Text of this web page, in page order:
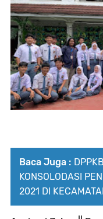
Baca Juga :
KONSOLODASI
2021 DI